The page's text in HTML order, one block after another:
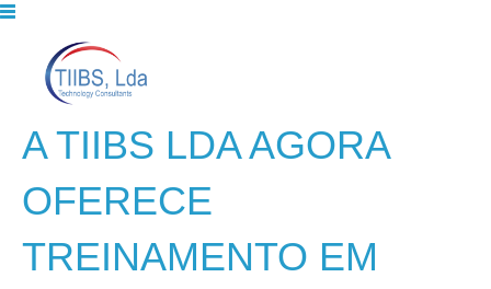
A TIIBS LDA AGORA
OFERECE
TREINAMENTO EM